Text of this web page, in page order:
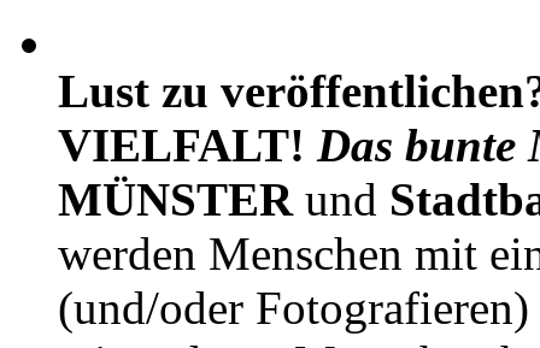
Lust zu
VIELFALT! Das bunte
MÜNSTERund
werden Menschen mit
(und/oder